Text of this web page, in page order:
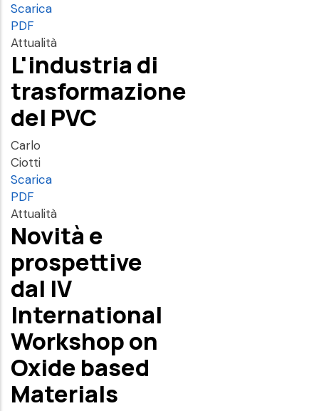
Scarica
PDF
Attualità
L'industria di
trasformazione
del PVC
Carlo
Ciotti
Scarica
PDF
Attualità
Novità e
prospettive
dal IV
International
Workshop on
Oxide based
Materials